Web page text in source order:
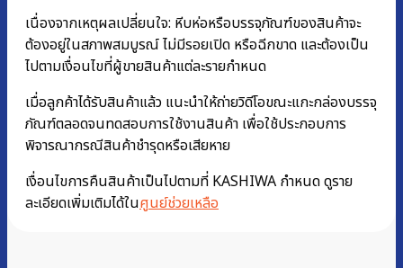
เนื่องจากเหตุผลเปลี่ยนใจ: หีบห่อหรือบรรจุภัณฑ์ของสินค้าจะ
ต้องอยู่ในสภาพสมบูรณ์ ไม่มีรอยเปิด หรือฉีกขาด และต้องเป็น
ไปตามเงื่อนไขที่ผู้ขายสินค้าแต่ละรายกำหนด
เมื่อลูกค้าได้รับสินค้าแล้ว แนะนำให้ถ่ายวิดีโอขณะแกะกล่องบรรจุ
ภัณฑ์ตลอดจนทดสอบการใช้งานสินค้า เพื่อใช้ประกอบการ
พิจารณากรณีสินค้าชำรุดหรือเสียหาย
เงื่อนไขการคืนสินค้าเป็นไปตามที่ KASHIWA กำหนด ดูราย
ละเอียดเพิ่มเติมได้ในศูนย์ช่วยเหลือ